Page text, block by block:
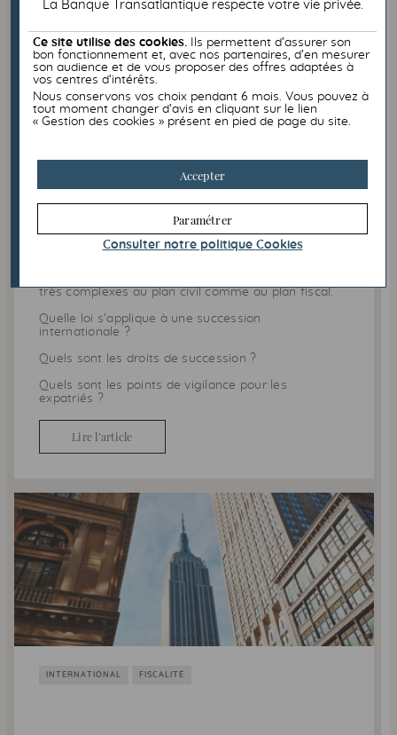
22/06/2026
Succession internationale : règles et
fiscalité
très complexes au plan civil comme au plan fiscal.
Quelle loi s’applique à une succession
internationale ?
Quels sont les droits de succession ?
Quels sont les points de vigilance pour les
expatriés ?
Lire l’article
INTERNATIONAL FISCALITÉ
La Banque Transatlantique respecte votre vie privée.
Ce site utilise des cookies.
Ils permettent d’assurer son
bon fonctionnement et, avec nos partenaires, d’en mesurer
son audience et de vous proposer des offres adaptées à
vos centres d’intérêts.
Nous conservons vos choix pendant 6 mois. Vous pouvez à
tout moment changer d’avis en cliquant sur le lien
« Gestion des cookies » présent en pied de page du site.
Accepter
Paramétrer
Consulter notre politique Cookies